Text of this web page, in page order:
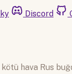
Discord
hava Rus